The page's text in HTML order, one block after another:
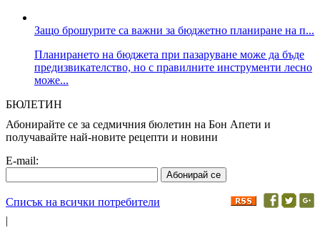
Защо брошурите са важни за бюджетно планиране на п...
Планирането на бюджета при пазаруване може да бъде
предизвикателство, но с правилните инструменти лесно
може...
БЮЛЕТИН
Абонирайте се за седмичния бюлетин на Бон Апети и
получавайте най-новите рецепти и новини
E-mail:
Списък на всички потребители
|